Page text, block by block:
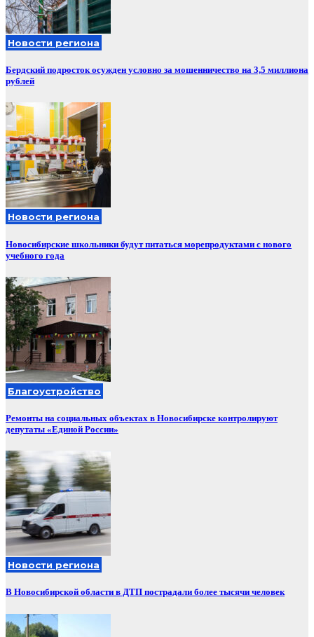
Новости региона
Бердский подросток осужден условно за мошенничество на 3,5 миллиона
рублей
Новости региона
Новосибирские школьники будут питаться морепродуктами с нового
учебного года
Благоустройство
Ремонты на социальных объектах в Новосибирске контролируют
депутаты «Единой России»
Новости региона
В Новосибирской области в ДТП пострадали более тысячи человек